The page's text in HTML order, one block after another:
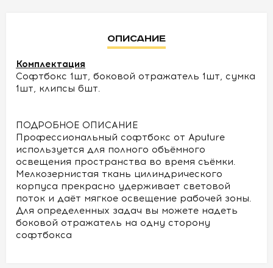
Описание
Комплектация
Софтбокс 1шт, боковой отражатель 1шт, сумка
1шт, клипсы 6шт.
ПОДРОБНОЕ ОПИСАНИЕ
Профессиональный софтбокс от Aputure
используется для полного объёмного
освещения пространства во время съёмки.
Мелкозернистая ткань цилиндрического
корпуса прекрасно удерживает световой
поток и даёт мягкое освещение рабочей зоны.
Для определенных задач вы можете надеть
боковой отражатель на одну сторону
софтбокса